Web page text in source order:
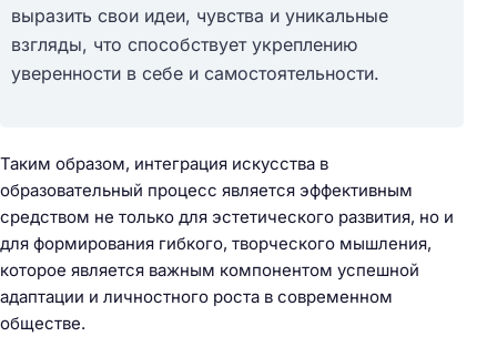
выразить свои идеи, чувства и уникальные
взгляды, что способствует укреплению
уверенности в себе и самостоятельности.
Таким образом, интеграция искусства в
образовательный процесс является эффективным
средством не только для эстетического развития, но и
для формирования гибкого, творческого мышления,
которое является важным компонентом успешной
адаптации и личностного роста в современном
обществе.